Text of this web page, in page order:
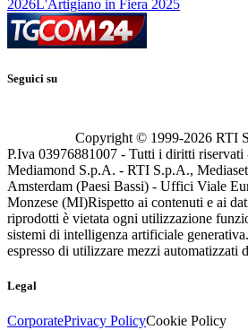
2026L'Artigiano in Fiera 2025
Seguici su
Copyright © 1999-2026 RTI
P.Iva 03976881007 - Tutti i diritti riservati
Mediamond S.p.A. - RTI S.p.A.,
Amsterdam (Paesi Bassi) - Uffici Viale
Monzese (MI)Rispetto ai contenuti e ai
riprodotti è vietata ogni utilizzazione
sistemi di intelligenza artificiale
espresso di utilizzare mezzi automatizzati
Legal
CorporatePrivacy PolicyCookie Policy